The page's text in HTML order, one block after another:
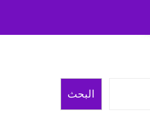
البحث